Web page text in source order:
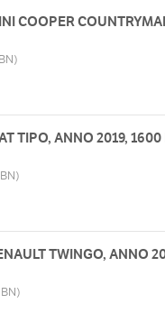
COOPER
TIPO, ANNO 2019, 1600
TWINGO, ANNO